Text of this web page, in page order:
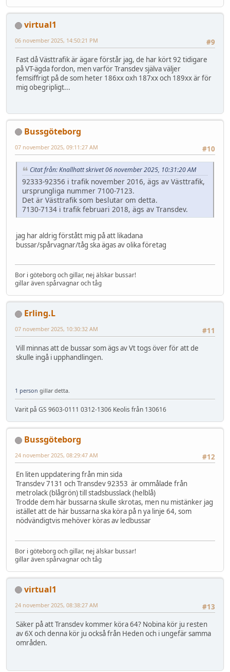
virtual1
#9
06 november 2025, 14:50:21 PM
Fast då Västtrafik är ägare förstår jag, de har kört 92 tidigare
på VT-ägda fordon, men varför Transdev själva väljer
femsiffrigt på de som heter 186xx oxh 187xx och 189xx är för
mig obegripligt...
Bussgöteborg
#10
07 november 2025, 09:11:27 AM
Citat från: Knallhatt skrivet 06 november 2025, 10:31:20 AM
92333-92356 i trafik november 2016, ägs av Västtrafik,
ursprungliga nummer 7100-7123.
Det är Västtrafik som beslutar om detta.
7130-7134 i trafik februari 2018, ägs av Transdev.
jag har aldrig förstått mig på att likadana
bussar/spårvagnar/tåg ska ägas av olika företag
Bor i göteborg och gillar, nej älskar bussar!
gillar även spårvagnar och tåg
Erling.L
#11
07 november 2025, 10:30:32 AM
Vill minnas att de bussar som ägs av Vt togs över för att de
skulle ingå i upphandlingen.
1 person gillar detta.
Varit på GS 9603-0111 0312-1306 Keolis från 130616
Bussgöteborg
#12
24 november 2025, 08:29:47 AM
En liten uppdatering från min sida
Transdev 7131 och Transdev 92353 är ommålade från
metrolack (blågrön) till stadsbusslack (helblå)
Trodde dem här bussarna skulle skrotas, men nu mistänker jag
istället att de här bussarna ska köra på n ya linje 64, som
nödvändigtvis mehöver köras av ledbussar
Bor i göteborg och gillar, nej älskar bussar!
gillar även spårvagnar och tåg
virtual1
#13
24 november 2025, 08:38:27 AM
Säker på att Transdev kommer köra 64? Nobina kör ju resten
av 6X och denna kör ju också från Heden och i ungefär samma
områden.